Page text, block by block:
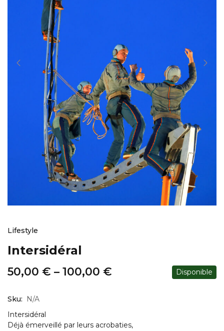
Lifestyle
Intersidéral
50,00 € – 100,00 € Disponible
Sku:
N/A
Intersidéral
Déjà émerveillé par leurs acrobaties,